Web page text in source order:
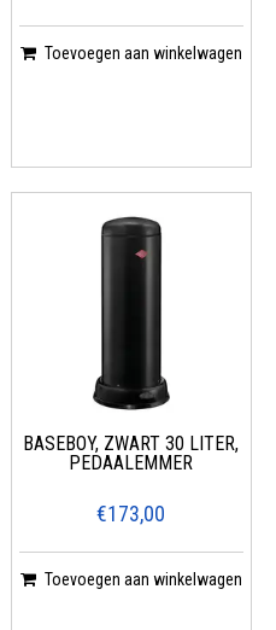
Toevoegen aan winkelwagen
BASEBOY, ZWART 30 LITER,
PEDAALEMMER
€173,00
Toevoegen aan winkelwagen